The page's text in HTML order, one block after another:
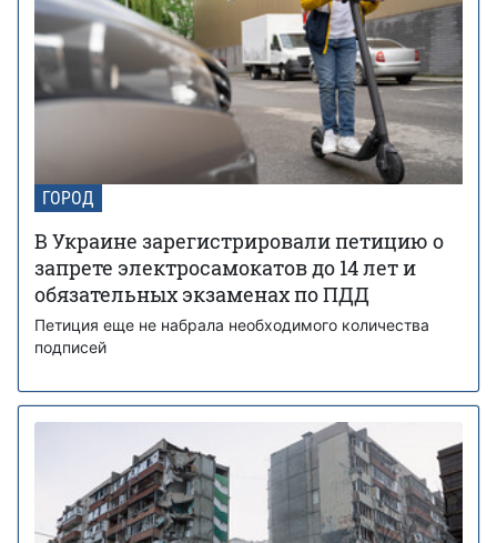
ГОРОД
В Украине зарегистрировали петицию о
запрете электросамокатов до 14 лет и
обязательных экзаменах по ПДД
Петиция еще не набрала необходимого количества
подписей